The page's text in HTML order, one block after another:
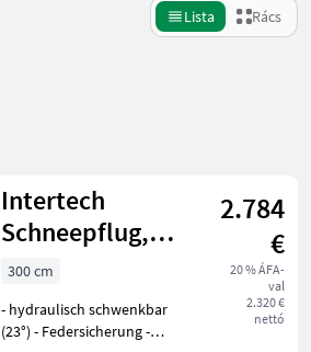
Lista Rács
Ország Szűrők
2 eredmény
Intertech
Schneepflug,
Schneeschild
PSSH04, 3,0m
2.784
€
20 % ÁFA-
val
2.320 €
nettó
300 cm
- hydraulisch schwenkbar
(23°) - Federsicherung -